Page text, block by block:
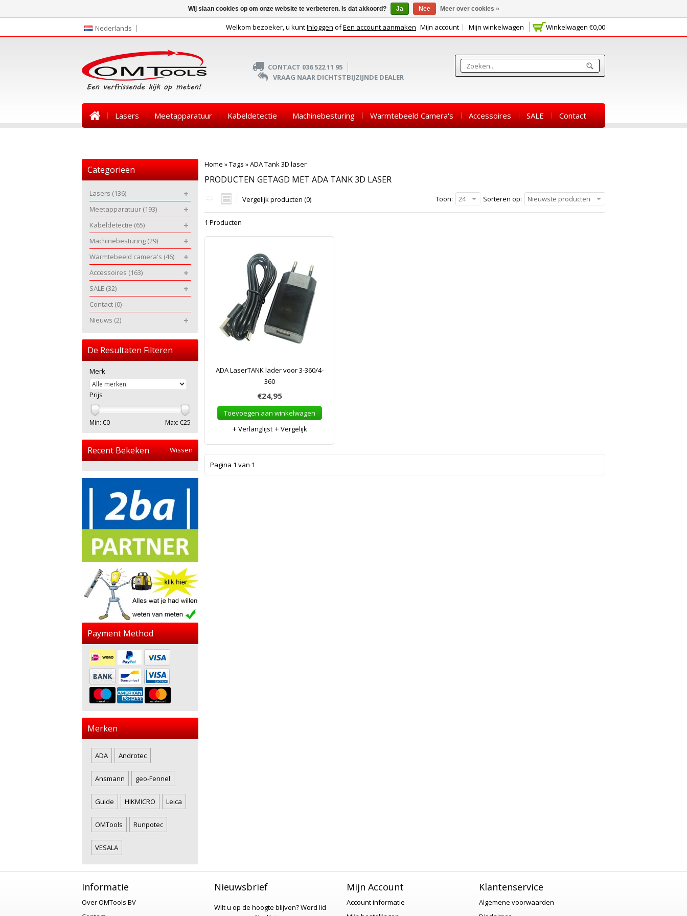
Nederlands Winkelwagen €0,00
Welkom bezoeker, u kuntInloggen ofEen account aanmaken Mijn account Mijn winkelwagen
CONTACT 036 522 11 95
VRAAG NAAR DICHTSTBIJZIJNDE DEALER
Lasers Meetapparatuur Kabeldetectie Machinebesturing Warmtebeeld Camera's Accessoires SALE Contact
Home »Tags »ADA Tank 3D laser
PRODUCTEN GETAGD MET ADA TANK 3D LASER
Vergelijk producten (0) Sorteren op: Nieuwste producten
Toon: 24
1 Producten
ADA LaserTANK lader voor 3-360/4-
360
€24,95
Toevoegen aan winkelwagen
Verlanglijst
Vergelijk
Pagina 1 van 1
Categorieën
Lasers (136)
Meetapparatuur (193)
Kabeldetectie (65)
Machinebesturing (29)
Warmtebeeld camera's (46)
Accessoires (163)
SALE (32)
Contact (0)
Nieuws (2)
De Resultaten Filteren
Merk
Prijs
Min: €0 Max: €25
Recent Bekeken Wissen
Payment Method
Merken
ADA Androtec
Ansmann geo-Fennel
Guide HIKMICRO Leica
OMTools Runpotec
VESALA
Informatie
Over OMTools BV
Nieuwsbrief
Wilt u op de hoogte blijven?Word lid
Mijn Account
Account informatie
Klantenservice
Algemene voorwaarden
Wij slaan cookies op om onze website te verbeteren. Is dat akkoord? Ja Nee Meer over cookies »